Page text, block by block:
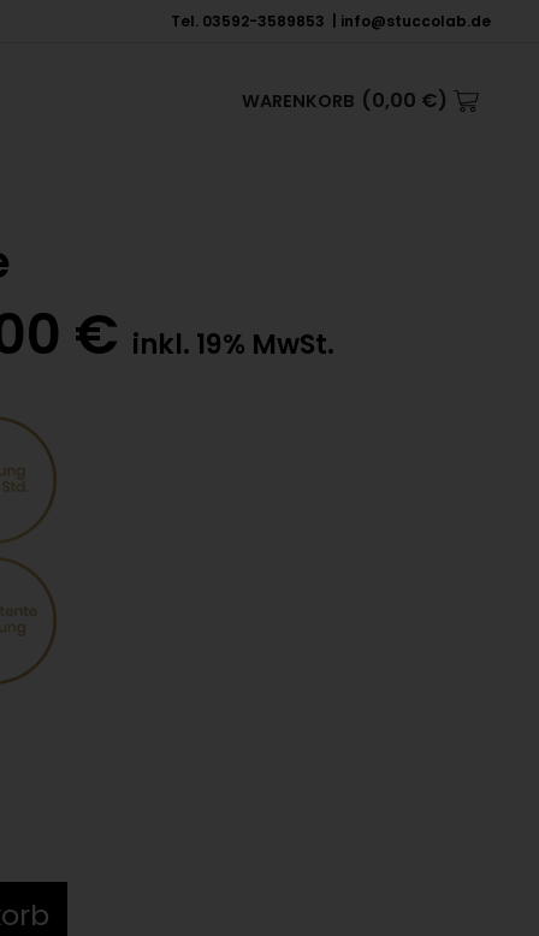
Tel. 03592-3589853 | info@stuccolab.de
WARENKORB (0,00 €)
€ inkl. 19% MwSt.